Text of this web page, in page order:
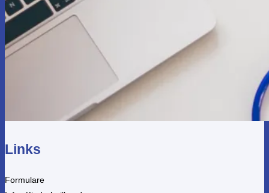
Links
Formulare